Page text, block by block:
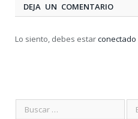
DEJA UN COMENTARIO
Lo siento, debes estarconectado